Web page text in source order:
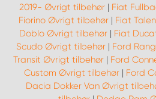
2019- Øvrigt tilbehør| Fiat
Fiorino Øvrigt tilbehør| Fiat
Doblo Øvrigt tilbehør | Fiat
Scudo Øvrigt tilbehør| Ford
Transit Øvrigt tilbehør| Ford
Custom Øvrigt tilbehør | Ford
Dacia Dokker Van Øvrigt